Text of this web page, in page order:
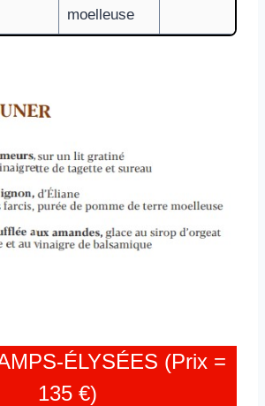
moelleuse
ÉLYSÉES (Prix =
135 €)